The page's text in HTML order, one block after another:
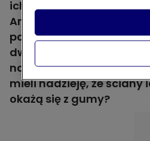
ich cudownych dzieci:
Antosia. Choć skład
powiększył, mieszkanie
dwa pokoje, kuchnia i
na pomoc Dorotę
mieli nadzieję, że ściany
okażą się z gumy?